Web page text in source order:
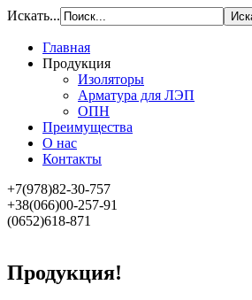
Искать...
Главная
Продукция
Изоляторы
Арматура для ЛЭП
ОПН
Преимущества
О нас
Контакты
+7(978)82-30-757
+38(066)00-257-91
(0652)618-871
Продукция!